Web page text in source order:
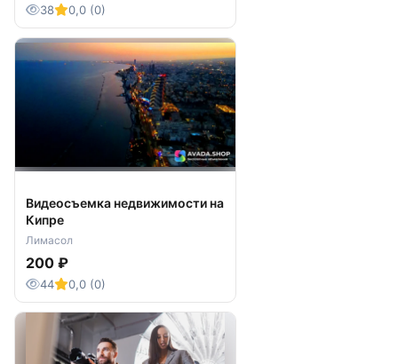
38 0,0 (0)
Видеосъемка недвижимости на
Кипре
Лимасол
200 ₽
44 0,0 (0)